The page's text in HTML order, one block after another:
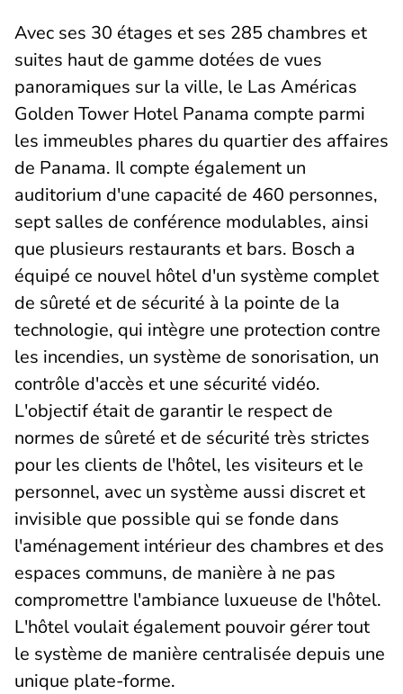
Avec ses 30 étages et ses 285 chambres et
suites haut de gamme dotées de vues
panoramiques sur la ville, le Las Américas
Golden Tower Hotel Panama compte parmi
les immeubles phares du quartier des affaires
de Panama. Il compte également un
auditorium d'une capacité de 460 personnes,
sept salles de conférence modulables, ainsi
que plusieurs restaurants et bars. Bosch a
équipé ce nouvel hôtel d'un système complet
de sûreté et de sécurité à la pointe de la
technologie, qui intègre une protection contre
les incendies, un système de sonorisation, un
contrôle d'accès et une sécurité vidéo.
L'objectif était de garantir le respect de
normes de sûreté et de sécurité très strictes
pour les clients de l'hôtel, les visiteurs et le
personnel, avec un système aussi discret et
invisible que possible qui se fonde dans
l'aménagement intérieur des chambres et des
espaces communs, de manière à ne pas
compromettre l'ambiance luxueuse de l'hôtel.
L'hôtel voulait également pouvoir gérer tout
le système de manière centralisée depuis une
unique plate-forme.